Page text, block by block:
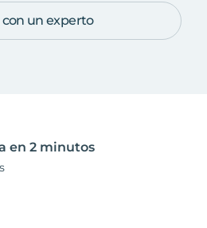
con un experto
en 2 minutos